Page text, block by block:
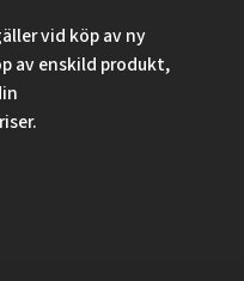
vid köp av ny
av enskild produkt,